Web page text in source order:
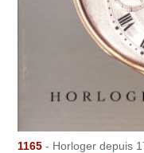
1165 - Horloger depuis